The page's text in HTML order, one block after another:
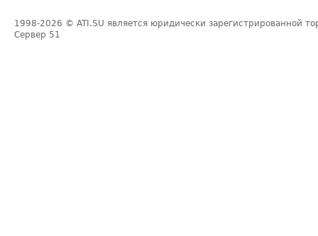
1998-2026 © ATI.SU является юридически зарегистрированной
Сервер 51